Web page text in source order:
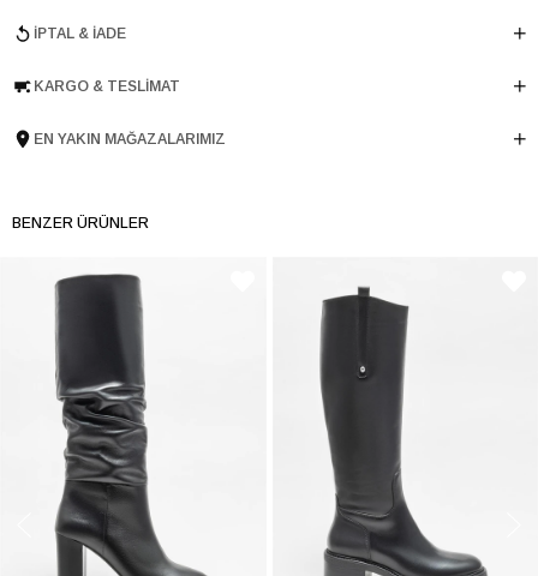
Topuk Boyu 8 cm
Menşei TURKIYE
İPTAL & İADE
KARGO & TESLIMAT
EN YAKIN MAĞAZALARIMIZ
BENZER ÜRÜNLER